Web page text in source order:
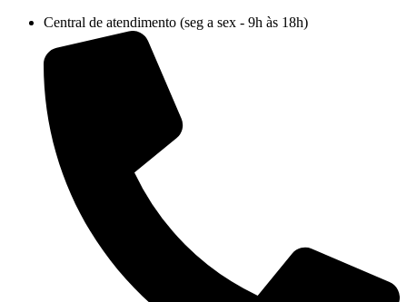
conteúdo
Central de atendimento (seg a sex - 9h às 18h)